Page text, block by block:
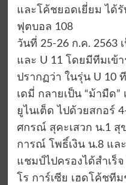
และโค้ชยอดเยี่ยม ได้รั
ฟุตบอล 108
วันที่ 25-26 ก.ค. 2563
และ U 11 โดยมีทีมเข้
ปรากฏว่า ในรุ่น U 10
เดมี่ กลายเป็น “ม้ามืด
ยูไนเต็ด ไปด้วยสกอร์
ศกรณ์ สุคะเสวก น.1 สุ
การณ์ โพธิ์เงิน น.8 แล
แชมป์ไปครองได้สำเร็
โร การ์เซีย เฮดโค้ชที